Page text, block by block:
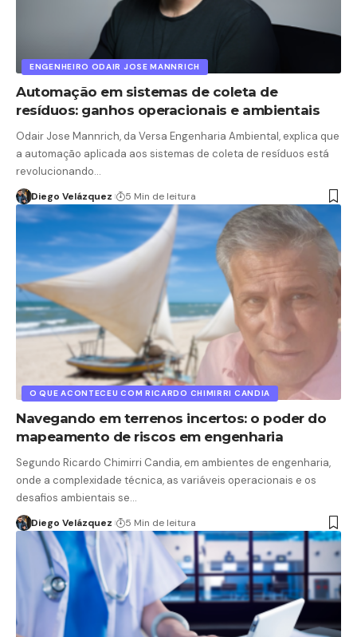
ENGENHEIRO ODAIR JOSE MANNRICH
Automação em sistemas de coleta de
resíduos: ganhos operacionais e ambientais
Odair Jose Mannrich, da Versa Engenharia Ambiental, explica que
a automação aplicada aos sistemas de coleta de resíduos está
revolucionando…
Diego Velázquez 5 Min de leitura
O QUE ACONTECEU COM RICARDO CHIMIRRI CANDIA
Navegando em terrenos incertos: o poder do
mapeamento de riscos em engenharia
Segundo Ricardo Chimirri Candia, em ambientes de engenharia,
onde a complexidade técnica, as variáveis operacionais e os
desafios ambientais se…
Diego Velázquez 5 Min de leitura